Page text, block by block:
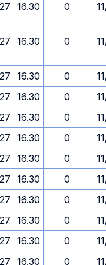
16.30 0
16.30 0
16.30 0
16.30 0
16.30 0
16.30 0
16.30 0
16.30 0
16.30 0
16.30 0
16.30 0
16.30 0